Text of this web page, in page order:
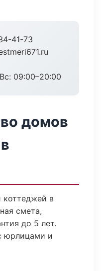
41-73
09:00–20:00
домов
коттеджей в
смета,
до 5 лет.
юрлицами и